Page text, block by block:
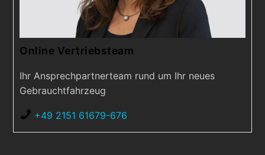
Online Vertriebsteam
Ihr Ansprechpartnerteam rund um Ihr neues
Gebrauchtfahrzeug
+49 2151 61679-676